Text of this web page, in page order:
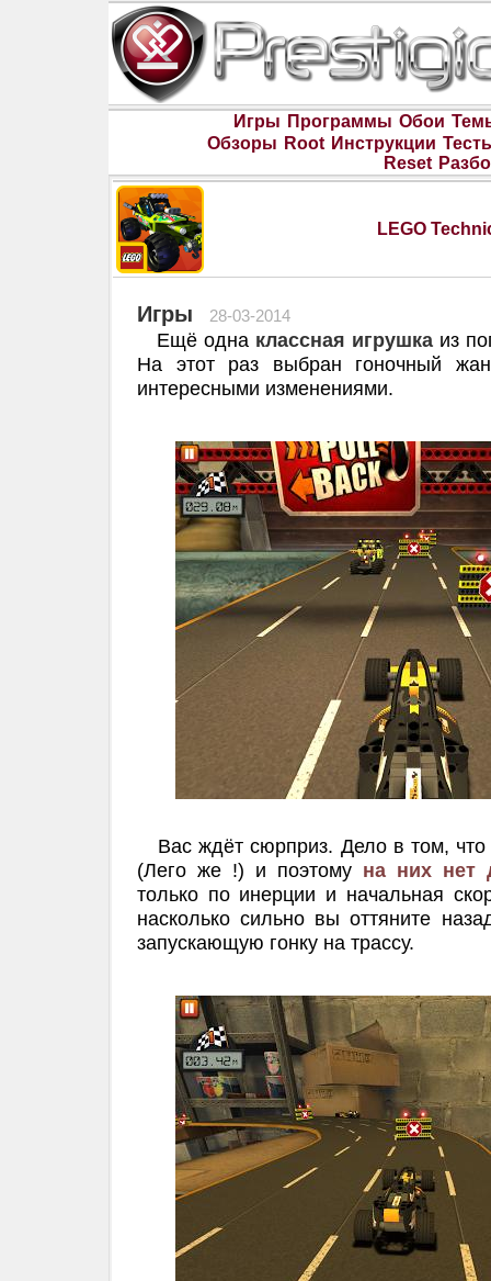
Игры Программы Обои
Обзоры Root Инструкции
Reset
LEGO
Игры 28-03-2014
Ещё одна классная игрушкаиз
На этот раз выбран гоночный
интересными изменениями.
Вас ждёт сюрприз. Дело в том,
(Лего же !) и поэтому на них нет
только по инерции и начальная
насколько сильно вы оттяните
запускающую гонку на трассу.